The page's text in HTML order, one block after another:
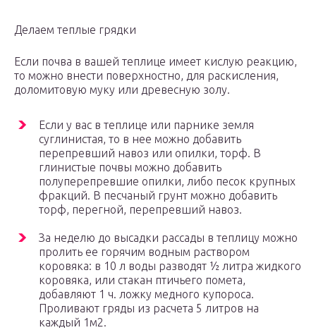
Делаем теплые грядки
Если почва в вашей теплице имеет кислую реакцию,
то можно внести поверхностно, для раскисления,
доломитовую муку или древесную золу.
Если у вас в теплице или парнике земля
суглинистая, то в нее можно добавить
перепревший навоз или опилки, торф. В
глинистые почвы можно добавить
полуперепревшие опилки, либо песок крупных
фракций. В песчаный грунт можно добавить
торф, перегной, перепревший навоз.
За неделю до высадки рассады в теплицу можно
пролить ее горячим водным раствором
коровяка: в 10 л воды разводят ½ литра жидкого
коровяка, или стакан птичьего помета,
добавляют 1 ч. ложку медного купороса.
Проливают гряды из расчета 5 литров на
каждый 1м2.